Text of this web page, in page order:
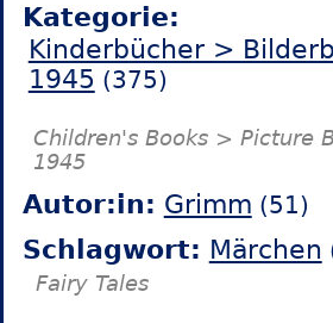
Kategorie:
Kinderbücher >
1945 (375)
Children's Books > Picture
1945
Autor:in: Grimm (51)
Schlagwort: Märchen
Fairy Tales